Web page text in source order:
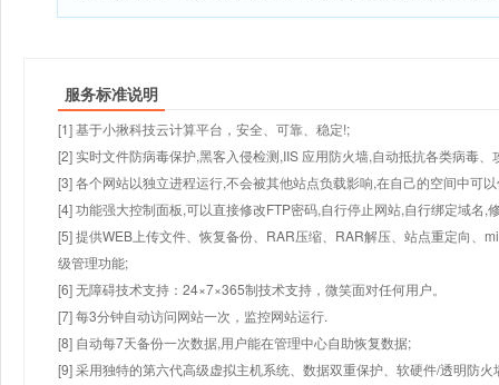
服务标准说明
[1] 基于小揪科技云计算平台，安全、可靠、稳定!;
[2] 实时文件防病毒保护,黑客入侵检测,IIS 应用防火墙,自动抵抗各类病毒、
[3] 各个网站以独立进程运行,不会被其他站点负载影响,在自己的空间中可
[4] 功能强大控制面板,可以直接修改FTP密码,自行停止网站,自行绑定域名,
[5] 提供WEB上传文件、恢复备份、RAR压缩、RAR解压、站点重定向、
级管理功能;
[6] 无障碍技术支持：24×7×365制技术支持，微笑面对任何用户。
[7] 每3分钟自动访问网站一次，监控网站运行.
[8] 自动每7天备份一次数据,用户能在管理中心自助恢复数据;
[9] 采用独特的第六代高级虚拟主机系统、数据双重保护、软硬件/透明防火